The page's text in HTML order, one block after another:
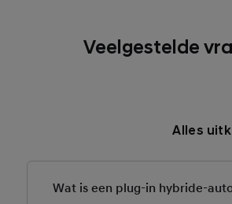
Veelgestelde
Alles
Wat is een plug-in hybride-